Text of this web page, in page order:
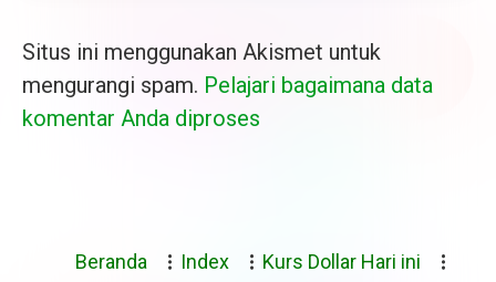
Situs ini menggunakan Akismet untuk
mengurangi spam. Pelajari bagaimana data
komentar Anda diproses
Beranda Index
Kurs Dollar Hari ini